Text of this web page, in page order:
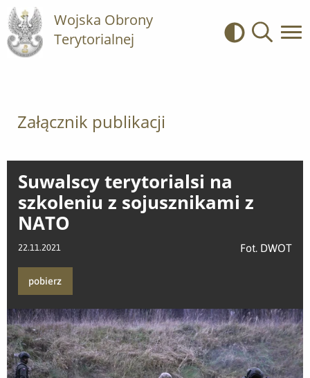
Wojska Obrony
Terytorialnej
Kontrast
Załącznik publikacji
Suwalscy terytorialsi na
szkoleniu z sojusznikami z
NATO
22.11.2021 Fot. DWOT
pobierz